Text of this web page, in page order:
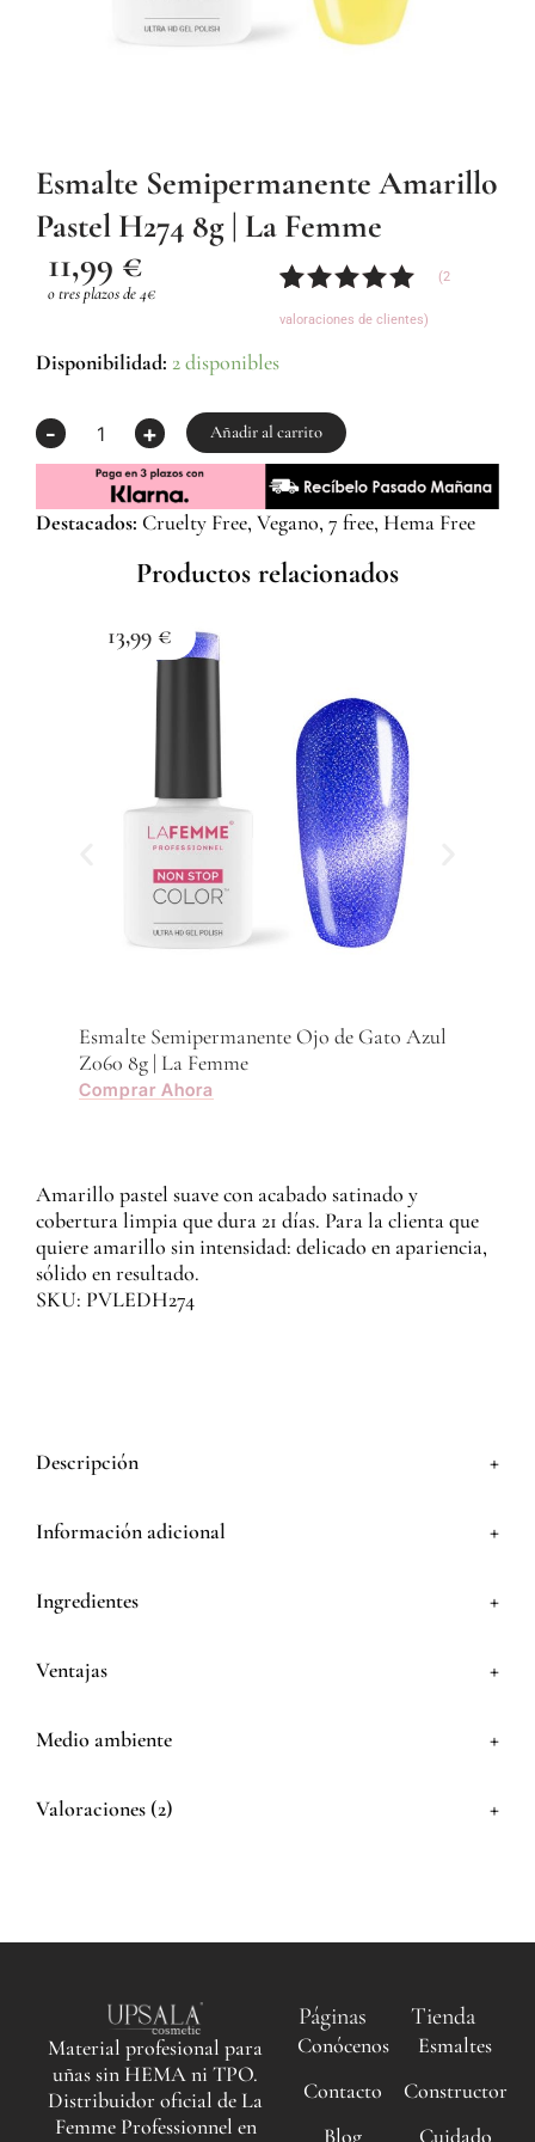
Esmalte Semipermanente Amarillo
Pastel H274 8g | La Femme
11,99 €
o tres plazos de 4€
Valorado
2
valoraciones
de
clientes
(2
valoraciones de clientes)
Disponibilidad: 2 disponibles
-
Esmalte
Pastel
H274
La
+ Añadir al carrito
Destacados: Cruelty Free, Vegano, 7 free, Hema Free
Productos relacionados
13,99 €
Esmalte Semipermanente Ojo de Gato Azul
Z060 8g | La Femme
Comprar Ahora
Amarillo pastel suave con acabado satinado y
cobertura limpia que dura 21 días. Para la clienta que
quiere amarillo sin intensidad: delicado en apariencia,
sólido en resultado.
SKU: PVLEDH274
Descripción +
Información adicional +
Ingredientes +
Ventajas +
Medio ambiente +
Valoraciones (2) +
Material profesional para
uñas sin HEMA ni TPO.
Distribuidor oficial de La
Femme Professionnel en
Páginas
Conócenos
Contacto
Blog
Tienda
Esmaltes
Constructor
Cuidado